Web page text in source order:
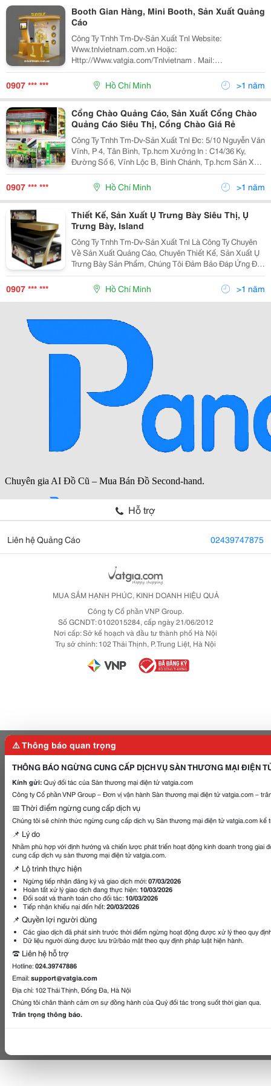
hắt sáng khác. Sang trọng, đẹp và
ấn tượng với khách hàng, thời gian
sản xuất lâu, giá thành mắc hơn
những loại khác
Standee có nhiều kích thước và
chất liệu khác nhau tùy theo từng
loại thiết kế và yêu cầu khách
hàng.
Và còn nhiều hình ảnh sản phẩm
khác, Truy cập ngay:
www.tnlvietnam.com.vnHoặc:
http://www.vatgia.com/tnlvietna
m
CÔNG TY TNHH TM-DV-
SẢN XUẤT TNL
Và còn nhiều sản phẩm
hơn nữa, truy cập ngay.
1) Kệ giấy lắp ráp giá rẻ nhất
http://www.vatgia.com/raovat/1263
3/11953669/ke-giay-lap-rap-ke-
loại
http://www.vatgia.com/raovat/1262
9/11954107/standee-quang-cao-
san-xuat-standee-standee-cuon-
khung-sat.html
3) Cổng chào quảng cáo, cổng
chào siêu thị
http://www.vatgia.com/raovat/1263
3/11950409/san-xuat-thiet-ke-va-
thi-cong-cong-chao-quang-
cao.html
4) Booth event, booth sự kiện, triển
lãm
http://www.vatgia.com/raovat/1263
hoi-cho-booth-khu-trung-bay-trien-
lam-booth.html
5) Ụ trưng bày sản phẩm quảng
cáo
trung-bay-posm-booth-ke-quang-
Booth Gian Hàng, Mini Booth, Sản Xuất Quảng
Cáo
Công Ty Tnhh Tm-Dv-Sản Xuất Tnl Website:
Www.tnlvietnam.com.vn Hoặc:
Http://Www.vatgia.com/Tnlvietnam . Mail:
Trinhletnlvietnam@Gmail.com
Linhhotnlvietnam@Gmail.co Booth Quảng Cáo, Sản
Xuất Booth, Mini Booth, Booth Di Động
0907 *** *** Hồ Chí Minh >1 năm
Cổng Chào Quảng Cáo, Sản Xuất Cổng Chào
Quảng Cáo Siêu Thị, Cổng Chào Giá Rẻ
Công Ty Tnhh Tm-Dv-Sản Xuất Tnl Đc: 5/10 Nguyễn Văn
Vĩnh, P 4, Tân Bình, Tp.hcm Xưởng In : C14/36 Ky,
Đường Số 6, Vĩnh Lộc B, Bình Chánh, Tp.hcm Sản Xuất
Quảng Cáo Hiện Nay Đang Được Nhiều Người Chú Ý
Đến Và Sử Dụng Khá Phổ Biến Trên K
0907 *** *** Hồ Chí Minh >1 năm
Thiết Kế, Sản Xuất Ụ Trưng Bày Siêu Thị, Ụ
Trưng Bày, Island
Công Ty Tnhh Tm-Dv-Sản Xuất Tnl Là Công Ty Chuyên
Về Sản Xuất Quảng Cáo, Chuyên Thiết Kế, Sản Xuất Ụ
Trưng Bày Sản Phẩm, Chúng Tôi Đảm Bảo Đáp Ứng Đầy
Đủ Các Nhu Cầu Của Khách Hàng Call: 0902 346 186
0907 *** *** Hồ Chí Minh >1 năm
Hỗ trợ
Liên hệ Quảng Cáo 02439747875
MUA SẮM HẠNH PHÚC, KINH DOANH HIỆU QUẢ
Công ty Cổ phần VNP Group.
Số GCNDT: 0102015284, cấp ngày 21/06/2012
Nơi cấp: Sở kế hoạch và đầu tư thành phố Hà Nội
Trụ sở chính: 102 Thái Thịnh, P. Trung Liệt, Hà Nội
⚠️ Thông báo quan trọng
THÔNG BÁO NGỪNG CUNG CẤP DỊCH VỤ SÀN THƯƠNG MẠI ĐIỆN
Kính gửi:Quý đối tác của Sàn thương mại điện tử vatgia.com
Công ty Cổ phần VNP Group – Đơn vị vận hành Sàn thương mại điện tử vatgia.com –
📅 Thời điểm ngừng cung cấp dịch vụ
Chúng tôi sẽ chính thức ngừng cung cấp dịch vụ Sàn thương mại điện tử vatgia.com kể
📌 Lý do
Nhằm phù hợp với định hướng và chiến lược phát triển hoạt động kinh doanh trong giai
cung cấp dịch vụ sàn thương mại điện tử vatgia.com.
📌 Lộ trình thực hiện
Ngừng tiếp nhận đăng ký và giao dịch mới:07/03/2026
Hoàn tất xử lý giao dịch đang thực hiện: 10/03/2026
Đối soát và thanh toán cho đối tác: 10/03/2026
Tiếp nhận khiếu nại đến hết:20/03/2026
📌 Quyền lợi người dùng
Các giao dịch đã phát sinh trước thời điểm ngừng hoạt động được xử lý theo quy
Dữ liệu người dùng được lưu trữ/bảo mật theo quy định pháp luật hiện hành.
☎️ Liên hệ hỗ trợ
Hotline:024.39747886
Email:support@vatgia.com
Địa chỉ: 102 Thái Thịnh, Đống Đa, Hà Nội
Chúng tôi chân thành cảm ơn sự đồng hành của Quý đối tác trong suốt thời gian qua.
Trân trọng thông báo.